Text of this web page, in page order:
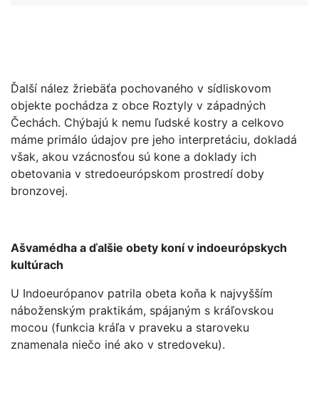
Ďalší nález žriebäťa pochovaného v sídliskovom
objekte pochádza z obce Roztyly v západných
Čechách. Chýbajú k nemu ľudské kostry a celkovo
máme primálo údajov pre jeho interpretáciu, dokladá
však, akou vzácnosťou sú kone a doklady ich
obetovania v stredoeurópskom prostredí doby
bronzovej.
Ašvamédha a ďalšie obety koní v indoeurópskych
kultúrach
U Indoeurópanov patrila obeta koňa k najvyšším
náboženským praktikám, spájaným s kráľovskou
mocou (funkcia kráľa v praveku a staroveku
znamenala niečo iné ako v stredoveku).